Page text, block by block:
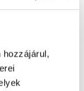
hozzájárul,